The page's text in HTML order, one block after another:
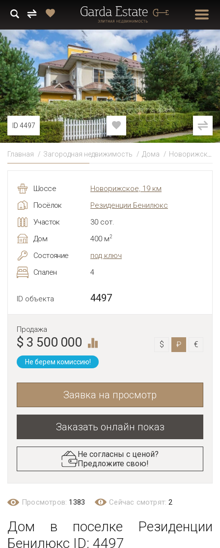
ID 4497
Главная Загородная недвижимость Дома Новорижское
Шоссе
Новорижское, 19 км
Посёлок
Резиденции Бенилюкс
Участок
30 сот.
Дом
400 м2
Состояние
под ключ
Спален
4
ID объекта 4497
Продажа
$ 3 500 000 $ ₽ €
Не берем комиссию!
Заявка на просмотр
Заказать онлайн показ
Не согласны с ценой?
Предложите свою!
Просмотров: 1383 Сейчас смотрят:2
Дом в поселке Резиденции
Бенилюкс ID: 4497